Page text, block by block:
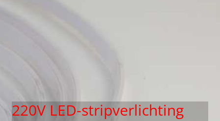
220V LED-stripverlichting